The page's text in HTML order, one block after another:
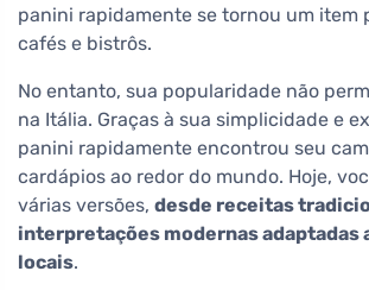
panini rapidamente se tornou um item
cafés e bistrôs.
No entanto, sua popularidade não
na Itália. Graças à sua simplicidade e
panini rapidamente encontrou seu
cardápios ao redor do mundo. Hoje,
várias versões, desde receitas
interpretações modernas adaptadas
locais.